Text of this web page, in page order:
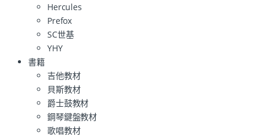
Hercules
Prefox
SC世基
YHY
書籍
吉他教材
貝斯教材
爵士鼓教材
鋼琴鍵盤教材
歌唱教材